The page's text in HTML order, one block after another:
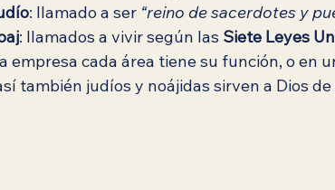
: llamado a ser “reino de sacerdotes y
: llamados a vivir según las Siete Leyes
empresa cada área tiene su función, o en
también judíos y noájidas sirven a Dios